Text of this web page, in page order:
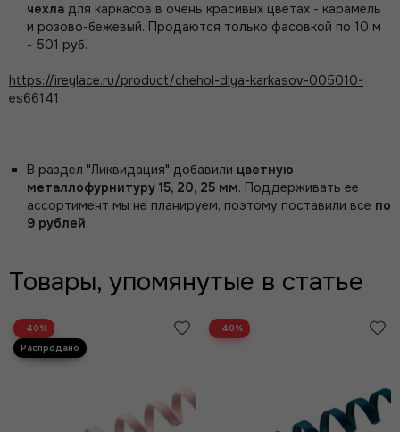
чехла для каркасов в очень красивых цветах - карамель
и розово-бежевый. Продаются только фасовкой по 10 м
- 501 руб.
https://ireylace.ru/product/chehol-dlya-karkasov-005010-
es66141
В раздел "Ликвидация" добавили цветную
металлофурнитуру 15, 20, 25 мм. Поддерживать ее
ассортимент мы не планируем, поэтому поставили все по
9 рублей.
Товары, упомянутые в статье
−40% −40%